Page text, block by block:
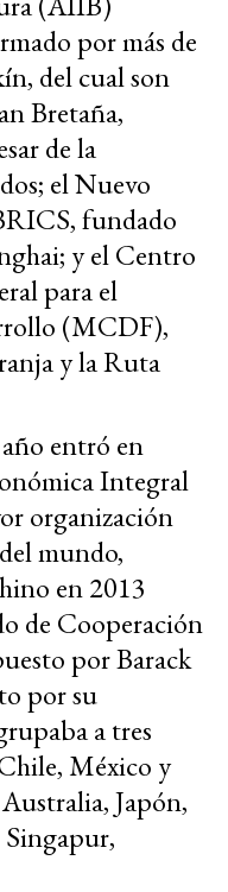
por más de
del cual son
Bretaña,
de la
el Nuevo
fundado
y el Centro
para el
(MCDF),
y la Ruta
entró en
Integral
organización
mundo,
en 2013
de Cooperación
por Barack
por su
a tres
México y
Japón,